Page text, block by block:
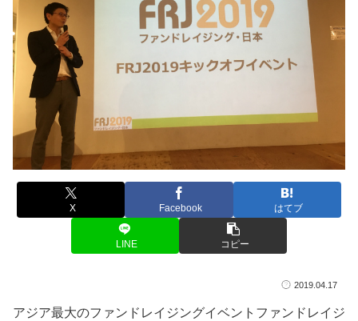
X Facebook はてブ
LINE コピー
2019.04.17
アジア最大のファンドレイジングイベントファンドレイジ